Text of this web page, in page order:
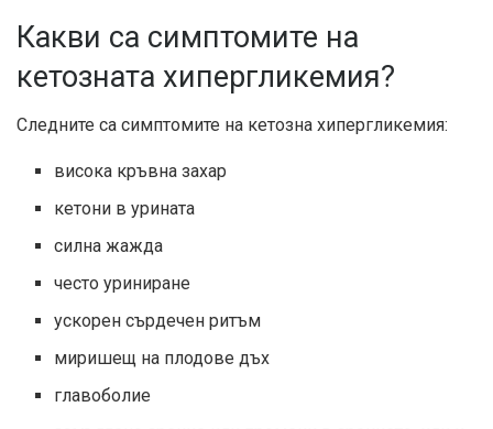
Какви са симптомите на
кетозната хипергликемия?
Следните са симптомите на кетозна хипергликемия:
висока кръвна захар
кетони в урината
силна жажда
често уриниране
ускорен сърдечен ритъм
миришещ на плодове дъх
главоболие